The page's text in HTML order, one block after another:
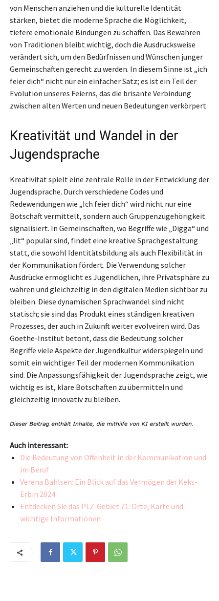
von Menschen anziehen und die kulturelle Identität
stärken, bietet die moderne Sprache die Möglichkeit,
tiefere emotionale Bindungen zu schaffen. Das Bewahren
von Traditionen bleibt wichtig, doch die Ausdrucksweise
verändert sich, um den Bedürfnissen und Wünschen junger
Gemeinschaften gerecht zu werden. In diesem Sinne ist „ich
feier dich“ nicht nur ein einfacher Satz; es ist ein Teil der
Evolution unseres Feierns, das die brisante Verbindung
zwischen alten Werten und neuen Bedeutungen verkörpert.
Kreativität und Wandel in der
Jugendsprache
Kreativität spielt eine zentrale Rolle in der Entwicklung der
Jugendsprache. Durch verschiedene Codes und
Redewendungen wie „Ich feier dich“ wird nicht nur eine
Botschaft vermittelt, sondern auch Gruppenzugehörigkeit
signalisiert. In Gemeinschaften, wo Begriffe wie „Digga“ und
„lit“ populär sind, findet eine kreative Sprachgestaltung
statt, die sowohl Identitätsbildung als auch Flexibilität in
der Kommunikation fördert. Die Verwendung solcher
Ausdrücke ermöglicht es Jugendlichen, ihre Privatsphäre zu
wahren und gleichzeitig in den digitalen Medien sichtbar zu
bleiben. Diese dynamischen Sprachwandel sind nicht
statisch; sie sind das Produkt eines ständigen kreativen
Prozesses, der auch in Zukunft weiter evolveiren wird. Das
Goethe-Institut betont, dass die Bedeutung solcher
Begriffe viele Aspekte der Jugendkultur widerspiegeln und
somit ein wichtiger Teil der modernen Kommunikation
sind. Die Anpassungsfähigkeit der Jugendsprache zeigt, wie
wichtig es ist, klare Botschaften zu übermitteln und
gleichzeitig innovativ zu bleiben.
Auch interessant:
Die Bedeutung von Offenheit in der Kommunikation und
im Beruf
Verena Bahlsen: Ein Blick auf das Vermögen der Keks-
Erbin 2024
Entdecken Sie das PLZ-Gebiet 71: Orte, Karte und
wichtige Informationen